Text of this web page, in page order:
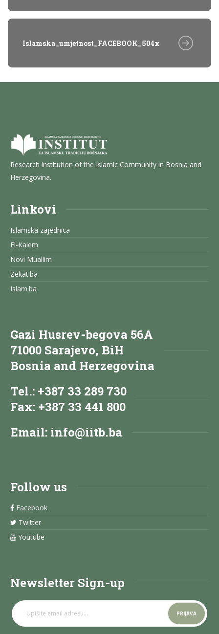
Islamska_umjetnost_FACEBOOK_504x470
Research institution of the Islamic Community in Bosnia and
Herzegovina.
Linkovi
Islamska zajednica
El-Kalem
Novi Muallim
Zekat.ba
Islam.ba
Gazi Husrev-begova 56A
71000 Sarajevo, BiH
Bosnia and Herzegovina
Tel.: +387 33 289 730
Fax: +387 33 441 800
Email: info@iitb.ba
Follow us
Facebook
Twitter
Youtube
Newsletter Sign-up